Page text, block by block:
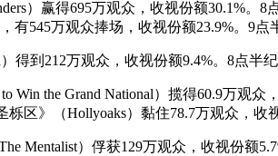
）赢得695万观众，收视份额30.1%。
，有545万观众捧场，收视份额23.9%。9
得到212万观众，收视份额9.4%。8点半
Win the Grand National）揽得60.9万观
区》（Hollyoaks）黏住78.7万观众，收
Mentalist）俘获129万观众，收视份额